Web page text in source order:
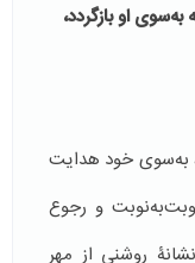
او بازگردد،
به‌سوی خود هدایت
و رجوع
روشنی از مهر